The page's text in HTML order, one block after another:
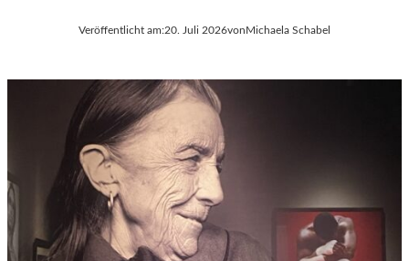
Veröffentlicht am:20. Juli 2026vonMichaela Schabel